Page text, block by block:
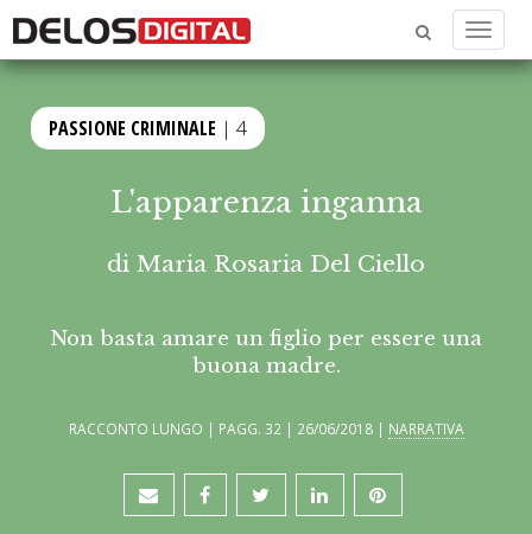
Menu
PASSIONE CRIMINALE | 4
L'apparenza inganna
di Maria Rosaria Del Ciello
Non basta amare un figlio per essere una
buona madre.
RACCONTO LUNGO | PAGG. 32 | 26/06/2018 | NARRATIVA